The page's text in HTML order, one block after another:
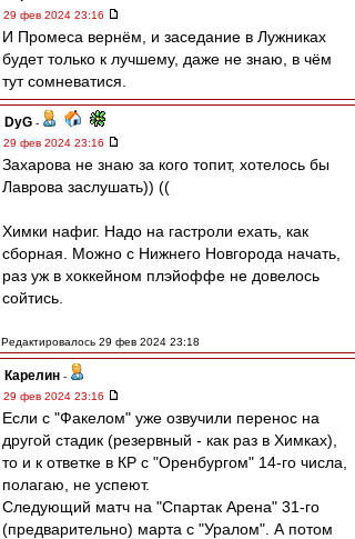
29 фев 2024 23:16
И Промеса вернём, и заседание в Лужниках
будет только к лучшему, даже не знаю, в чём
тут сомневатися.
DyG -
29 фев 2024 23:16
Захарова не знаю за кого топит, хотелось бы
Лаврова заслушать)) ((
Химки нафиг. Надо на гастроли ехать, как
сборная. Можно с Нижнего Новгорода начать,
раз уж в хоккейном плэйоффе не довелось
сойтись.
Редактировалось 29 фев 2024 23:18
Карелин -
29 фев 2024 23:16
Если с "Факелом" уже озвучили перенос на
другой стадик (резервный - как раз в Химках),
то и к ответке в КР с "Оренбургом" 14-го числа,
полагаю, не успеют.
Следующий матч на "Спартак Арена" 31-го
(предварительно) марта с "Уралом". А потом